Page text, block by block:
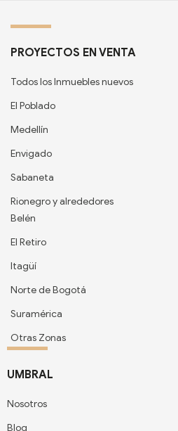
PROYECTOS EN VENTA
Todos los Inmuebles nuevos
El Poblado
Medellín
Envigado
Sabaneta
Rionegro y alrededores
Belén
El Retiro
Itagüí
Norte de Bogotá
Suramérica
Otras Zonas
UMBRAL
Nosotros
Blog